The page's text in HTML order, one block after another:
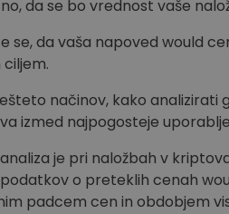
da se bo vrednost vaše
se, da vaša napoved would
načinov, kako
izmed najpogosteje
je pri naložbah v
o preteklih cenah
padcem cen in obdobjem